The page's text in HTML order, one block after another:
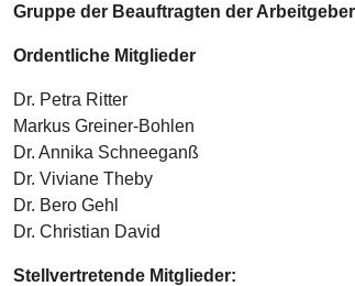
Gruppe der Beauftragten der Arbeitgeber
Ordentliche Mitglieder
Dr. Petra Ritter
Markus Greiner-Bohlen
Dr. Annika Schneeganß
Dr. Viviane Theby
Dr. Bero Gehl
Dr. Christian David
Stellvertretende Mitglieder: